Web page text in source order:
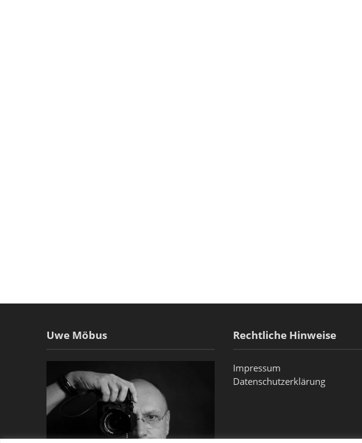
Uwe Möbus Rechtliche Hinweise
Impressum
Datenschutzerklärung